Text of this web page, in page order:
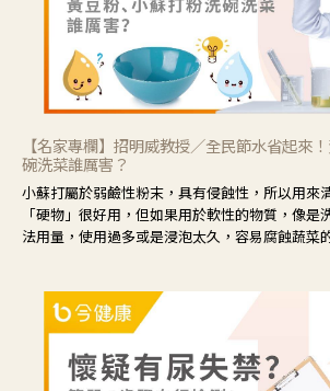
【名家專欄】招明威教授／全民節水省起來
碗洗菜誰厲害？
小蘇打屬於弱鹼性粉末，具有侵蝕性，所以用來
「硬物」很好用，但如果用於軟性的物質，像是
法用量，使用過多或是浸泡太久，容易腐蝕蔬菜